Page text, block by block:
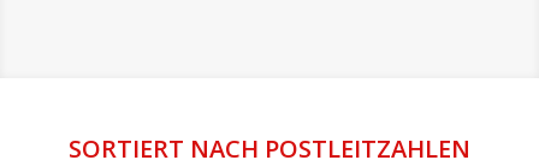
SORTIERT NACH POSTLEITZAHLEN